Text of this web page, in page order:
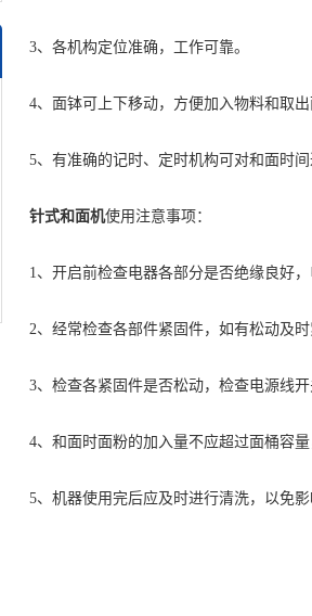
3、各机构定位准确，工作可靠。
4、面钵可上下移动，方便加入物料和取出
5、有准确的记时、定时机构可对和面时间
针式和面机使用注意事项：
1、开启前检查电器各部分是否绝缘良好，
2、经常检查各部件紧固件，如有松动及时
3、检查各紧固件是否松动，检查电源线开
4、和面时面粉的加入量不应超过面桶容量
5、机器使用完后应及时进行清洗，以免影